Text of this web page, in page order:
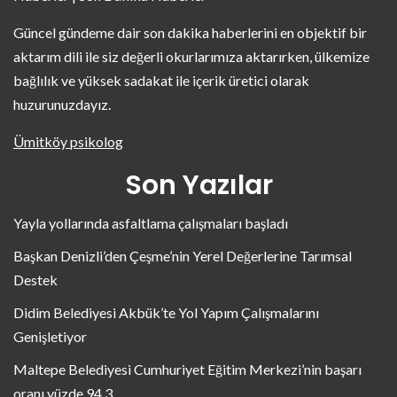
Güncel gündeme dair son dakika haberlerini en objektif bir
aktarım dili ile siz değerli okurlarımıza aktarırken, ülkemize
bağlılık ve yüksek sadakat ile içerik üretici olarak
huzurunuzdayız.
Ümitköy psikolog
Son Yazılar
Yayla yollarında asfaltlama çalışmaları başladı
Başkan Denizli’den Çeşme’nin Yerel Değerlerine Tarımsal
Destek
Didim Belediyesi Akbük’te Yol Yapım Çalışmalarını
Genişletiyor
Maltepe Belediyesi Cumhuriyet Eğitim Merkezi’nin başarı
oranı yüzde 94,3